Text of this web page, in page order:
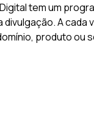
tem um
A cada
produto ou